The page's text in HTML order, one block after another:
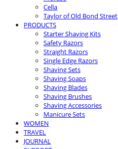
Cella
Taylor of Old Bond Street
PRODUCTS
Starter Shaving Kits
Safety Razors
Straight Razors
Single Edge Razors
Shaving Sets
Shaving Soaps
Shaving Blades
Shaving Brushes
Shaving Accessories
Manicure Sets
WOMEN
TRAVEL
JOURNAL